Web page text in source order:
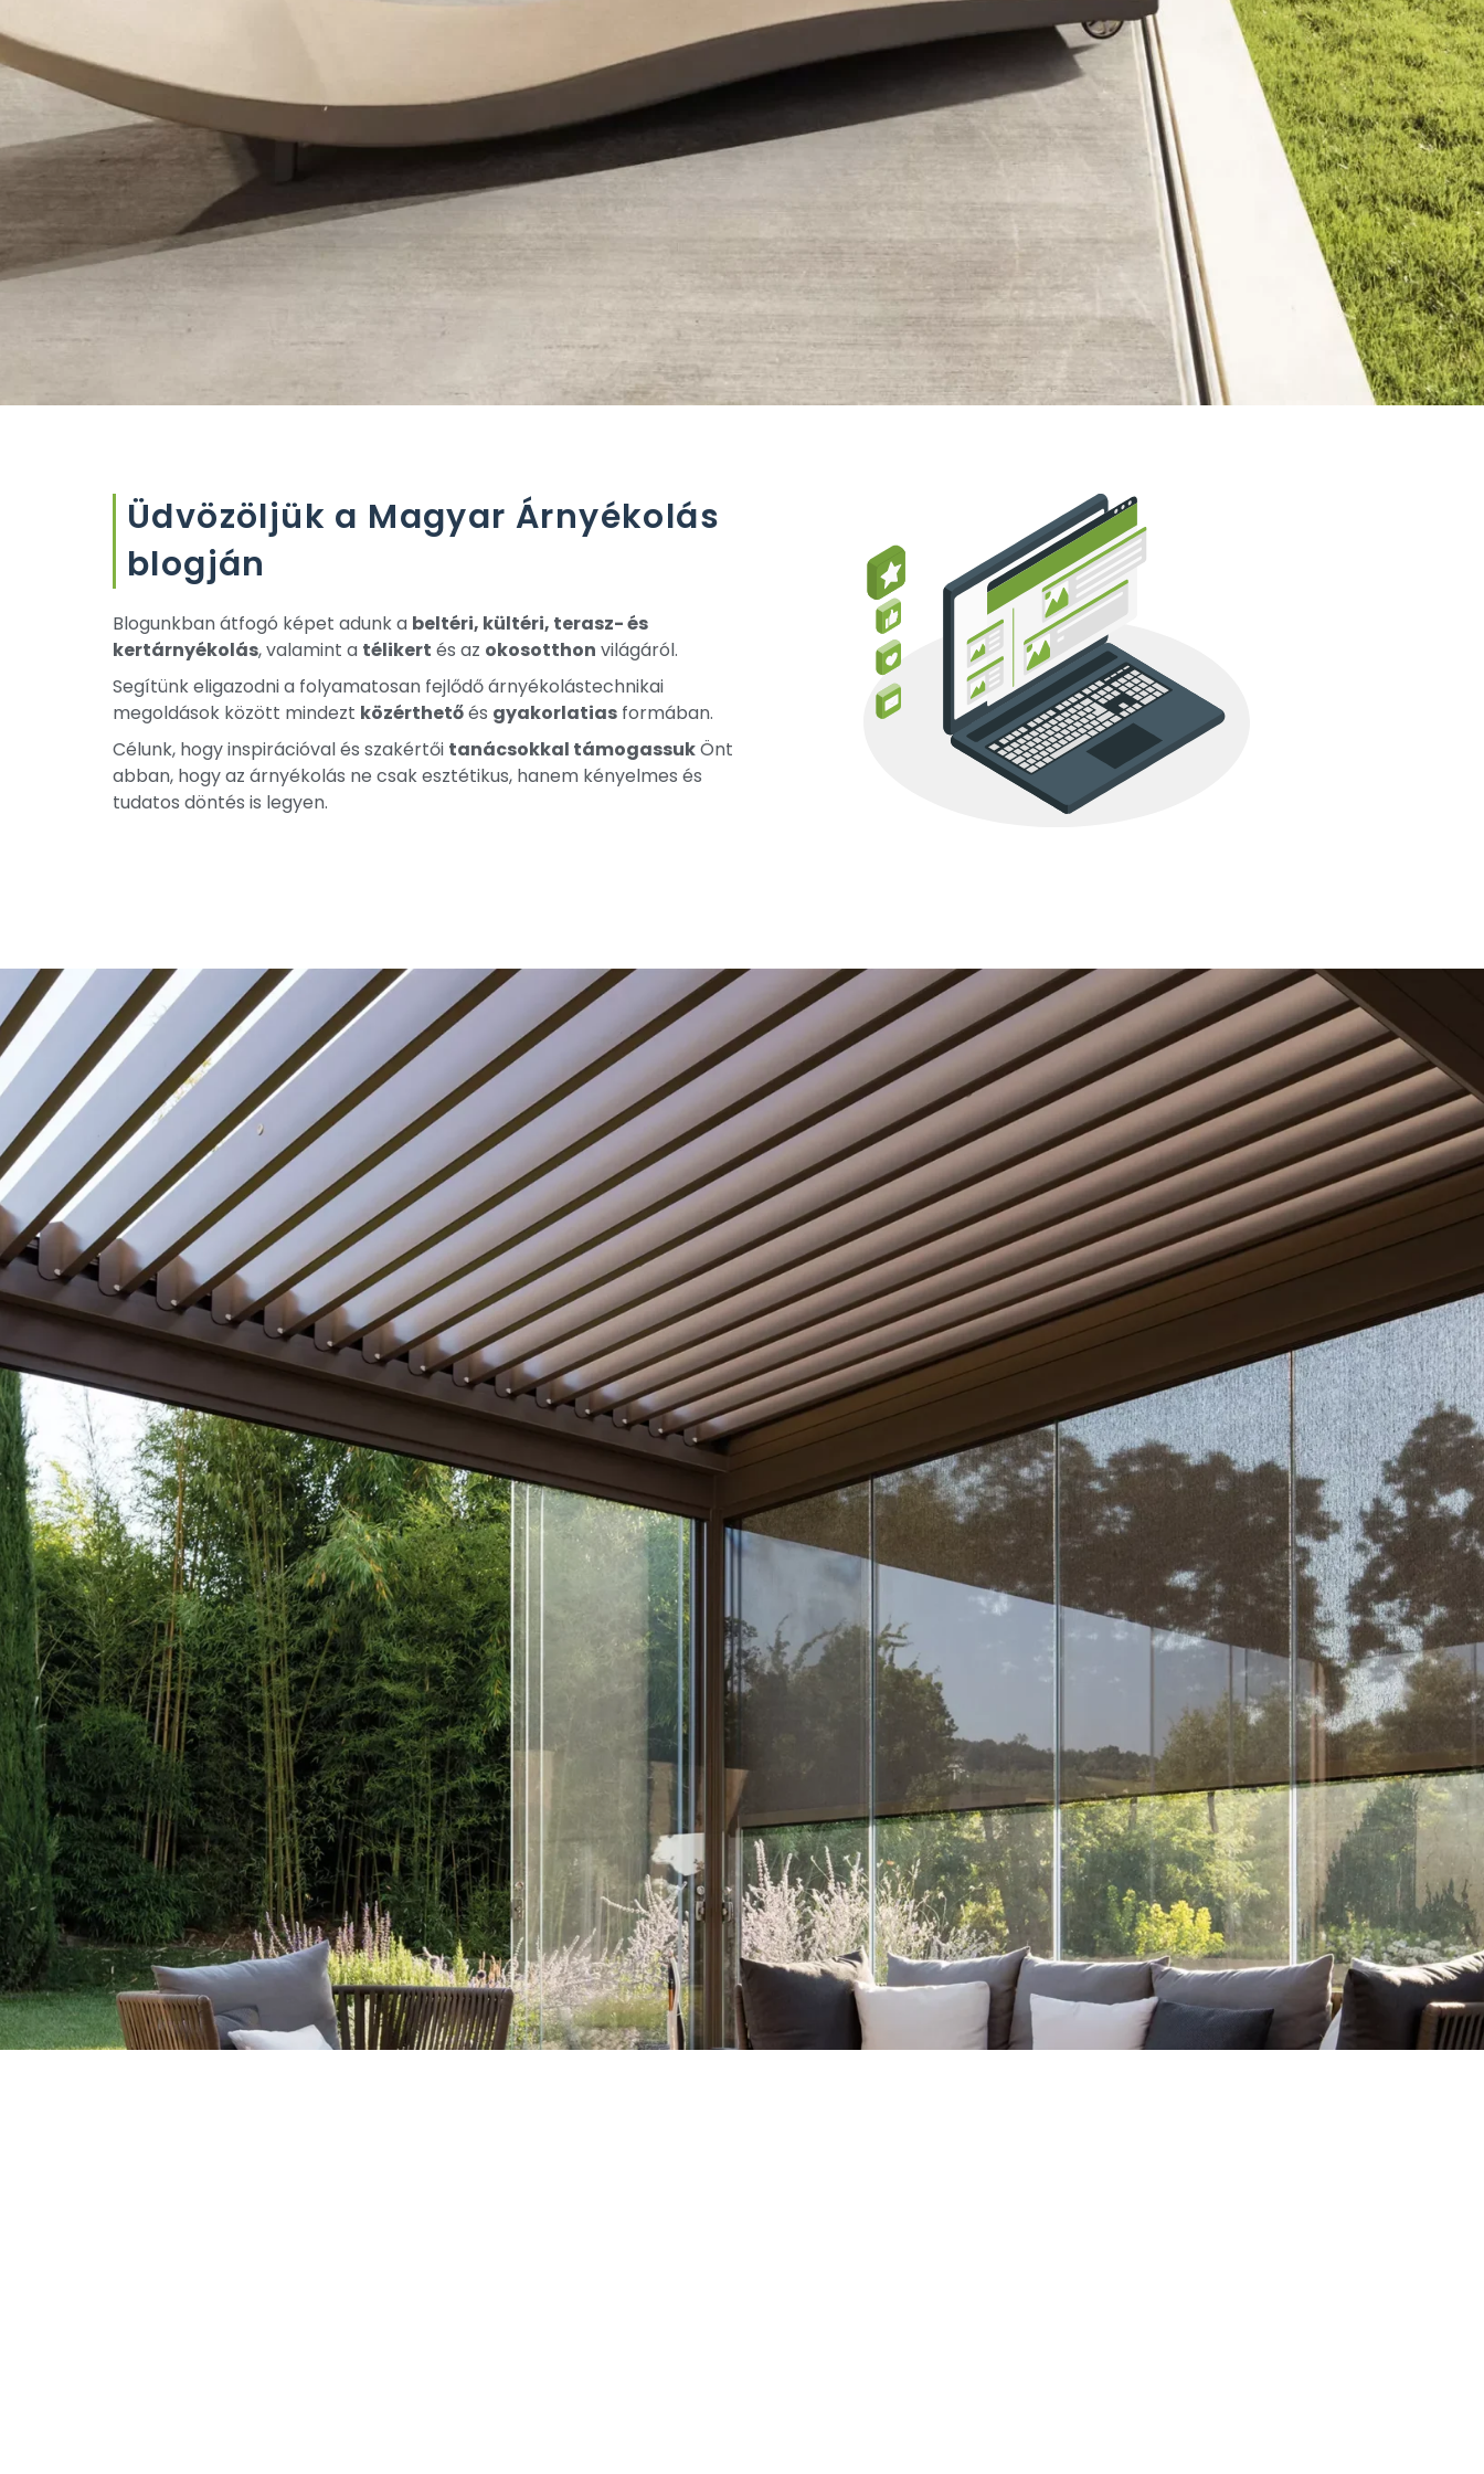
Üdvözöljük a Magyar Árnyékolás
blogján
Blogunkban átfogó képet adunk a beltéri, kültéri, terasz- és
kertárnyékolás, valamint a télikert és az okosotthon világáról.
Segítünk eligazodni a folyamatosan fejlődő árnyékolástechnikai
megoldások között mindezt közérthetőés gyakorlatias formában.
Célunk, hogy inspirációval és szakértői tanácsokkal támogassukÖnt
abban, hogy az árnyékolás ne csak esztétikus, hanem kényelmes és
tudatos döntés is legyen.